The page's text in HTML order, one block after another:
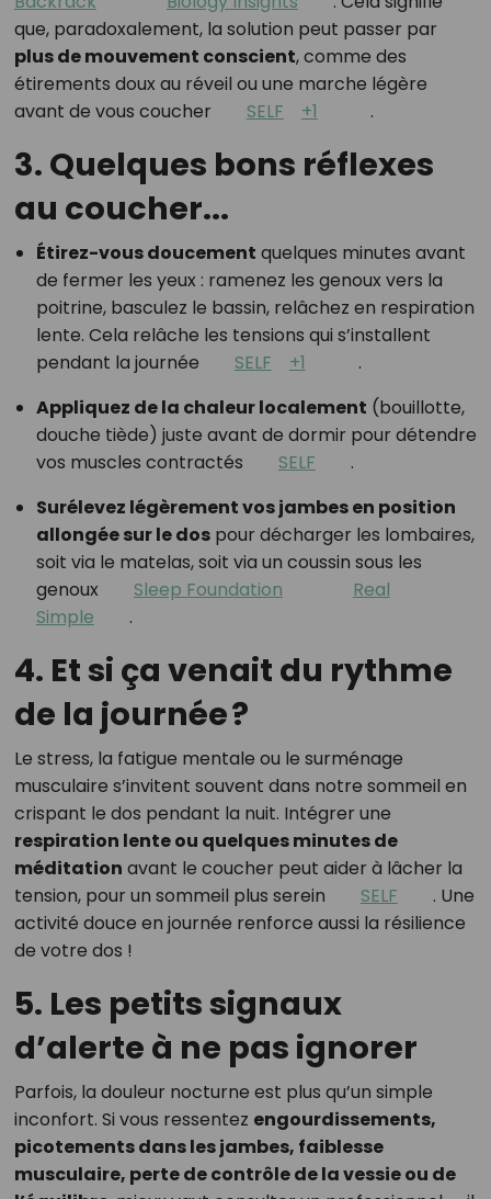
que, paradoxalement, la solution peut passer par
plus de mouvement conscient, comme des
étirements doux au réveil ou une marche légère
avant de vous coucher
SELF +1 .
3. Quelques bons réflexes
au coucher...
Étirez-vous doucement quelques minutes avant
de fermer les yeux : ramenez les genoux vers la
poitrine, basculez le bassin, relâchez en respiration
lente. Cela relâche les tensions qui s’installent
pendant la journée
SELF +1
.
Appliquez de la chaleur localement (bouillotte,
douche tiède) juste avant de dormir pour détendre
vos muscles contractés
SELF
.
Surélevez légèrement vos jambes en position
allongée sur le dospour décharger les lombaires,
soit via le matelas, soit via un coussin sous les
genoux
Sleep Foundation
Real
Simple
.
4. Et si ça venait du rythme
de la journée ?
Le stress, la fatigue mentale ou le surménage
musculaire s’invitent souvent dans notre sommeil en
crispant le dos pendant la nuit. Intégrer une
respiration lente ou quelques minutes de
méditation avant le coucher peut aider à lâcher la
tension, pour un sommeil plus serein
SELF . Une
activité douce en journée renforce aussi la résilience
de votre dos !
5. Les petits signaux
d’alerte à ne pas ignorer
Parfois, la douleur nocturne est plus qu’un simple
inconfort. Si vous ressentez engourdissements,
picotements dans les jambes, faiblesse
musculaire, perte de contrôle de la vessie ou de